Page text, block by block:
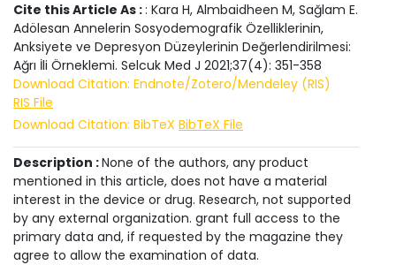
Cite this Article As :: Kara H, Almbaidheen M, Sağlam E.
Adölesan Annelerin Sosyodemografik Özelliklerinin,
Anksiyete ve Depresyon Düzeylerinin Değerlendirilmesi:
Ağrı İli Örneklemi. Selcuk Med J 2021;37(4): 351-358
Download Citation: Endnote/Zotero/Mendeley (RIS)
RIS File
Download Citation: BibTeX BibTeX File
Description :None of the authors, any product
mentioned in this article, does not have a material
interest in the device or drug. Research, not supported
by any external organization. grant full access to the
primary data and, if requested by the magazine they
agree to allow the examination of data.